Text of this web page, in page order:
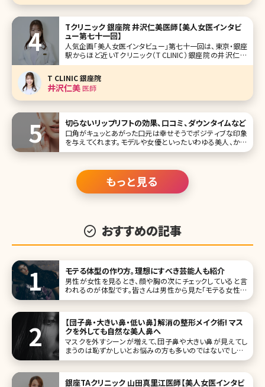
Tクリニック 銀座院 井沢仁美医師【美人女医インタビ
ュー第七十一回】
人気企画「美人女医インタビュー」第七十一回は、東京・銀座
駅からほど近いTクリニック（T CLINIC）銀座院の井沢仁美
（いざわひとみ）先生です。相良卓哉院長が開院したTクリニッ
クは、顔整形がメインのクリニック。二重整形や目の下のクマ
取り、小顔治療といった外科施術から美容皮膚施術まで、お
顔の美容医療
T CLINIC 銀座院
井沢仁美医師
切らないリップリフトの効果、口コミ、ダウンタイムなど
口角がキュッとあがった口元は幸せそうでポジティブな印象
を与えてくれます。モデルや女優といったいわゆる美人、かわ
いいと言われる女性たちも皆、口角があがっている人ばか
がってしまう人
もっと見る
おすすめの記事
モテる体型の作り方。理想にすべき芸能人も紹介
男性が女性を見るとき、顔や胸の次にチェックしていると言
われるのが体型です。皆さんは男性から見た「モテる女性の
体型」はどんなスタイルだと思いますか?ここでは女性と男性
【団子鼻・大きい鼻・低い鼻】解消の整形メイク術! マス
クを外しても自然な美人鼻へ
マスクを外すシーンが増えて、団子鼻や大きい鼻が見えてし
まうのは恥ずかしいとお悩みの方も多いのではないでしょう
か。メイクで上手に隠したくても、シェーディングやハイライト
こで、今回は”マスクを外しても自然な美人鼻に見える簡単
銀座TAクリニック 山田真里江医師【美人女医インタビ